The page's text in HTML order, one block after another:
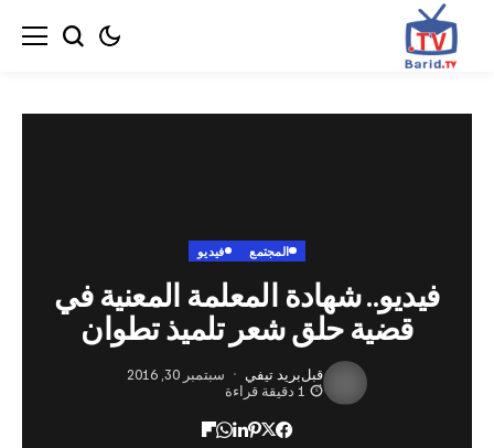
فيديو
شهادة المعلمة المعنية في
حلق شعر تلميذ تطوان
بريد تيفي
سبتمبر 30, 2016